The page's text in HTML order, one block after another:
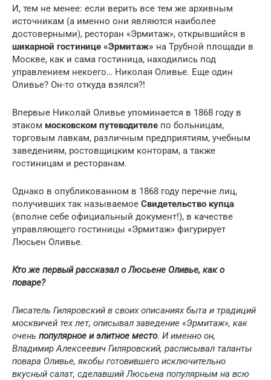
И, тем не менее: если верить все тем же архивным
источникам (а именно они являются наиболее
достоверными), ресторан «Эрмитаж», открывшийся в
шикарной гостинице «Эрмитаж» на Трубной площади в
Москве, как и сама гостиница, находились под
управлением некоего… Николая Оливье. Еще один
Оливье? Он-то откуда взялся?!
Впервые Николай Оливье упоминается в 1868 году в
этаком московском путеводителе по больницам,
торговым лавкам, различным предприятиям, учебным
заведениям, ростовщицким конторам, а также
гостиницам и ресторанам.
Однако в опубликованном в 1868 году перечне лиц,
получивших так называемое Свидетельство купца
(вполне себе официальный документ!), в качестве
управляющего гостиницы «Эрмитаж» фигурирует
Люсьен Оливье.
Кто же первый рассказал о Люсьене Оливье, как о
поваре?
Писатель Гиляровский в своих описаниях быта и традиций
москвичей тех лет, описывал заведение «Эрмитаж», как
очень популярное и элитное место. И именно он,
Владимир Алексеевич Гиляровский, расписывал таланты
повара Оливье, якобы готовившего исключительно
вкусный салат, сделавший Люсьена популярным на всю